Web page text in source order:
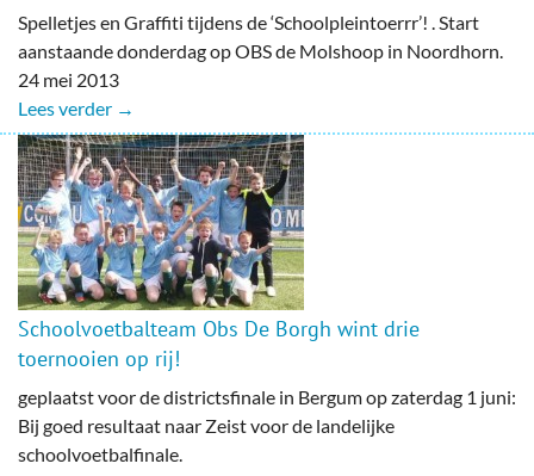
Spelletjes en Graffiti tijdens de ‘Schoolpleintoerrr’! . Start
aanstaande donderdag op OBS de Molshoop in Noordhorn.
24 mei 2013
Lees verder →
Schoolvoetbalteam Obs De Borgh wint drie
toernooien op rij!
geplaatst voor de districtsfinale in Bergum op zaterdag 1 juni:
Bij goed resultaat naar Zeist voor de landelijke
schoolvoetbalfinale.